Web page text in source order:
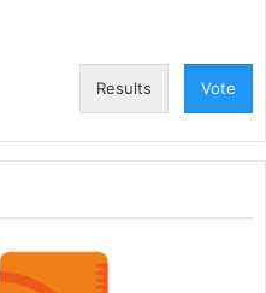
Results Vote